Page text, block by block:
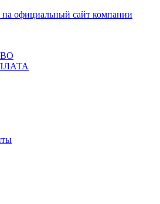
на официальный сайт компании